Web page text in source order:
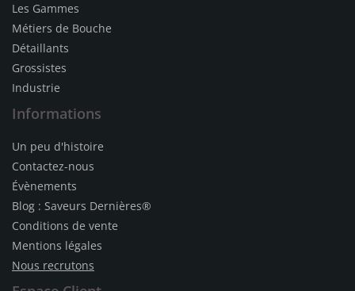
Les Gammes
Métiers de Bouche
Détaillants
Grossistes
Industrie
Informations
Un peu d'histoire
Contactez-nous
Évènements
Blog : Saveurs Dernières®
Conditions de vente
Mentions légales
Nous recrutons